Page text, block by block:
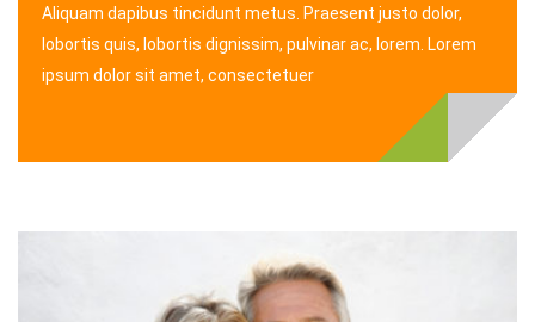
Aliquam dapibus tincidunt metus. Praesent justo dolor,
lobortis quis, lobortis dignissim, pulvinar ac, lorem. Lorem
ipsum dolor sit amet, consectetuer